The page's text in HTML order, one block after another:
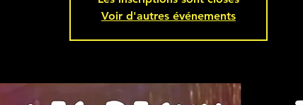
Voir d'autres événements